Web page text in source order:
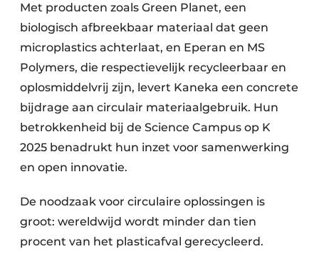
Met producten zoals Green Planet, een
biologisch afbreekbaar materiaal dat geen
microplastics achterlaat, en Eperan en MS
Polymers, die respectievelijk recycleerbaar en
oplosmiddelvrij zijn, levert Kaneka een concrete
bijdrage aan circulair materiaalgebruik. Hun
betrokkenheid bij de Science Campus op K
2025 benadrukt hun inzet voor samenwerking
en open innovatie.
De noodzaak voor circulaire oplossingen is
groot: wereldwijd wordt minder dan tien
procent van het plasticafval gerecycleerd.